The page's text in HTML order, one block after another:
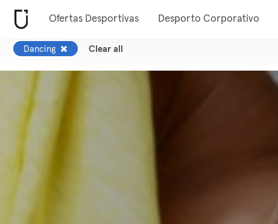
Ofertas Desportivas Desporto Corporativo
Dancing Clear all